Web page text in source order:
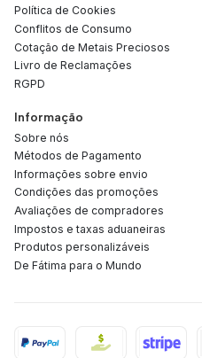
Política de Cookies
Conflitos de Consumo
Cotação de Metais Preciosos
Livro de Reclamações
RGPD
Informação
Sobre nós
Métodos de Pagamento
Informações sobre envio
Condições das promoções
Avaliações de compradores
Impostos e taxas aduaneiras
Produtos personalizáveis
De Fátima para o Mundo